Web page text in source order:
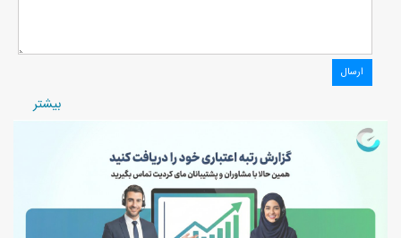
بيشتر